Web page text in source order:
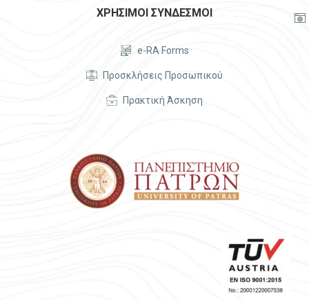
ΧΡΗΣΙΜΟΙ ΣΥΝΔΕΣΜΟΙ 


 e-RA Forms

 Προσκλήσεις Προσωπικού

 Πρακτική Άσκηση